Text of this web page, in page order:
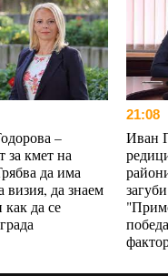
–
за кмет на
да има
визия, да знаем
как да се
21:08
Иван